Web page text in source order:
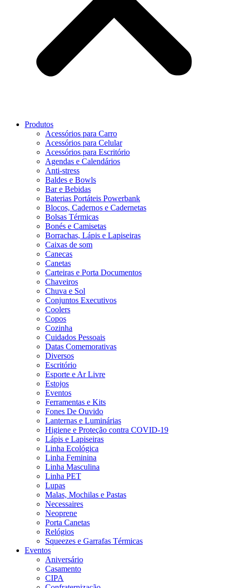
Produtos
Acessórios para Carro
Acessórios para Celular
Acessórios para Escritório
Agendas e Calendários
Anti-stress
Baldes e Bowls
Bar e Bebidas
Baterias Portáteis Powerbank
Blocos, Cadernos e Cadernetas
Bolsas Térmicas
Bonés e Camisetas
Borrachas, Lápis e Lapiseiras
Caixas de som
Canecas
Canetas
Carteiras e Porta Documentos
Chaveiros
Chuva e Sol
Conjuntos Executivos
Coolers
Copos
Cozinha
Cuidados Pessoais
Datas Comemorativas
Diversos
Escritório
Esporte e Ar Livre
Estojos
Eventos
Ferramentas e Kits
Fones De Ouvido
Lanternas e Luminárias
Higiene e Proteção contra COVID-19
Lápis e Lapiseiras
Linha Ecológica
Linha Feminina
Linha Masculina
Linha PET
Lupas
Malas, Mochilas e Pastas
Necessaires
Neoprene
Porta Canetas
Relógios
Squeezes e Garrafas Térmicas
Eventos
Aniversário
Casamento
CIPA